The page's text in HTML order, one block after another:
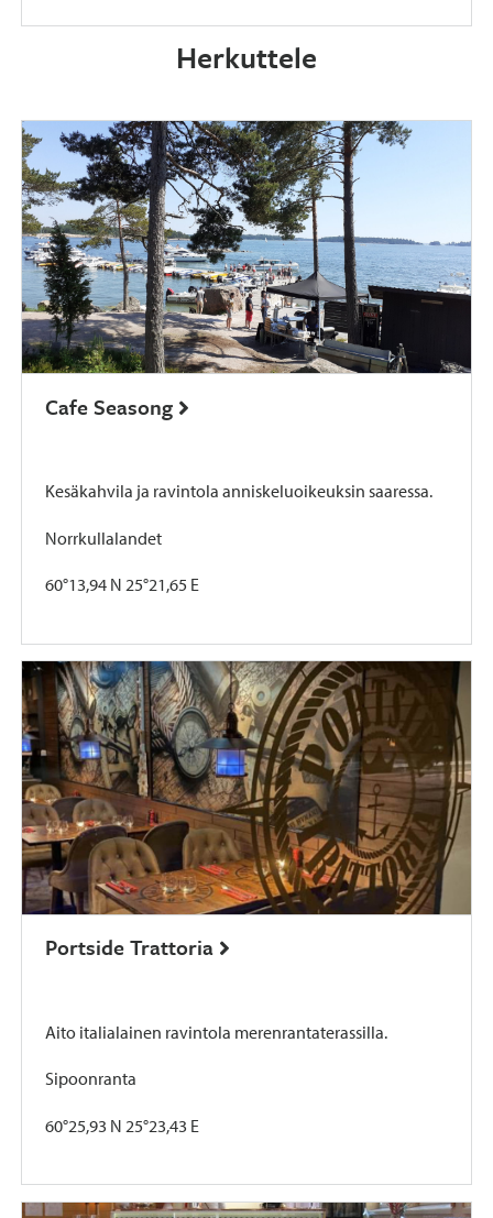
Herkuttele
Cafe Seasong
Kesäkahvila ja ravintola anniskeluoikeuksin saaressa.
Norrkullalandet
60°13,94 N 25°21,65 E
Portside Trattoria
Aito italialainen ravintola merenrantaterassilla.
Sipoonranta
60°25,93 N 25°23,43 E